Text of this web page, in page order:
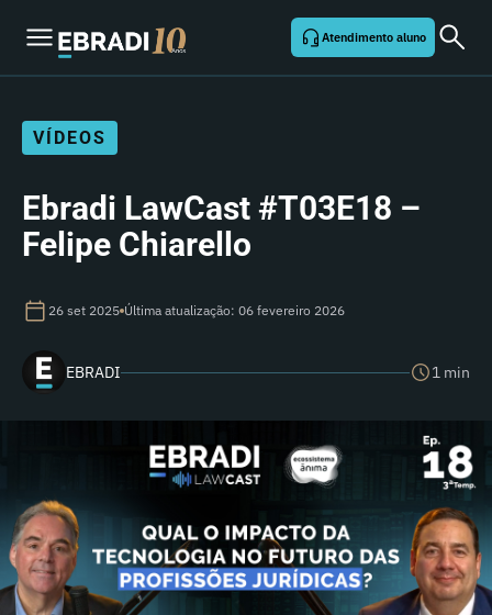
Atendimento aluno
VÍDEOS
Ebradi LawCast #T03E18 –
Felipe Chiarello
26 set 2025 Última atualização: 06 fevereiro 2026
EBRADI 1 min